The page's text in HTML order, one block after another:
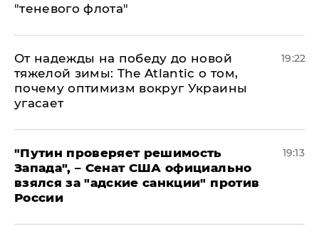
"теневого флота"
От надежды на победу до новой
тяжелой зимы: The Atlantic о том,
почему оптимизм вокруг Украины
угасает
19:22
"Путин проверяет решимость
Запада", – Сенат США официально
взялся за "адские санкции" против
России
19:13